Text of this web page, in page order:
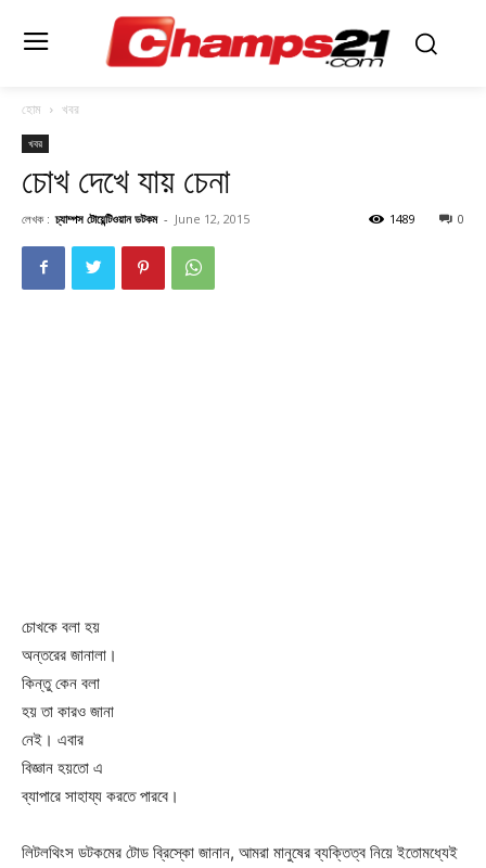
হোম খবর
খবর
চােখ দেখে যায় চেনা
লেখক : চ্যাম্পস টোয়েন্টিওয়ান ডটকম - June 12, 2015 0
1489
চোখকে বলা হয়
অন্তরের জানালা।
কিন্তু কেন বলা
হয় তা কারও জানা
নেই। এবার
বিজ্ঞান হয়তো এ
ব্যাপারে সাহায্য করতে পারবে।
লিটলথিংস ডটকমের টোড ব্রিস্কো জানান, আমরা মানুষের ব্যক্তিত্ব নিয়ে ইতোমধ্যেই